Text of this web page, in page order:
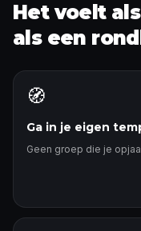
Het voelt
als een
🧭
Ga in je eigen
Geen groep die je